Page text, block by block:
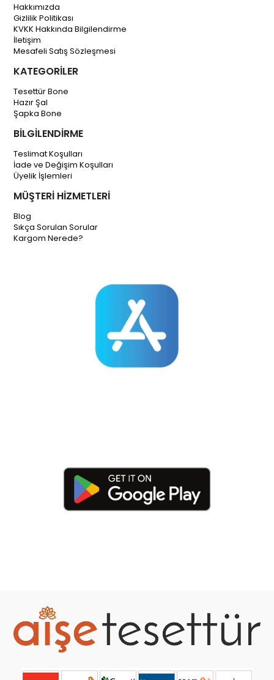
Hakkımızda
Gizlilik Politikası
KVKK Hakkında Bilgilendirme
İletişim
Mesafeli Satış Sözleşmesi
KATEGORİLER
Tesettür Bone
Hazır Şal
Şapka Bone
BİLGİLENDİRME
Teslimat Koşulları
İade ve Değişim Koşulları
Üyelik İşlemleri
MÜŞTERİ HİZMETLERİ
Blog
Sıkça Sorulan Sorular
Kargom Nerede?